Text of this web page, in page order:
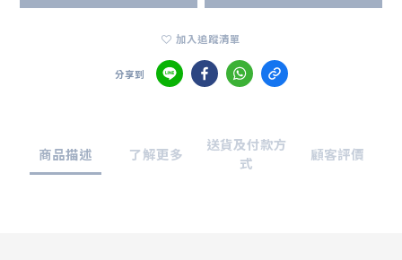
加入追蹤清單
分享到
商品描述 了解更多
送貨及付款方
式
顧客評價